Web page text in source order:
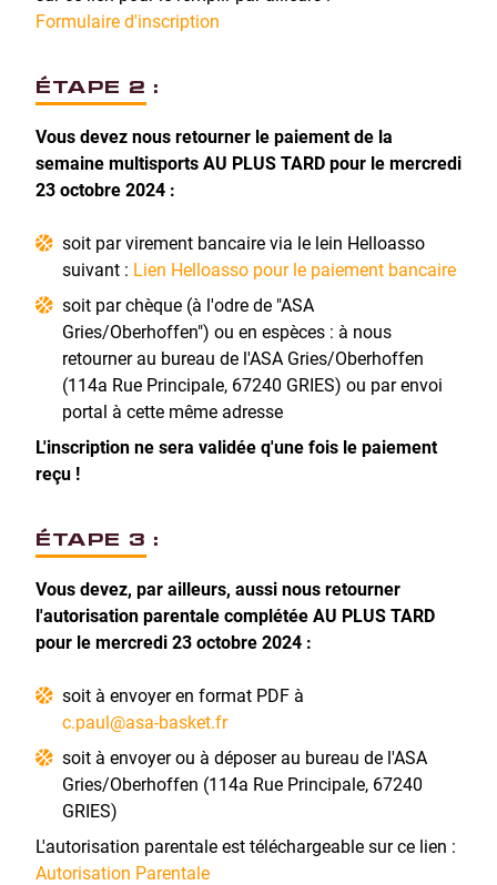
Formulaire d'inscription
ÉTAPE 2 :
Vous devez nous retourner le paiement de la
semaine multisports AU PLUS TARD pour le mercredi
23 octobre 2024 :
soit par virement bancaire via le lein Helloasso
suivant : Lien Helloasso pour le paiement bancaire
soit par chèque (à l'odre de "ASA
Gries/Oberhoffen") ou en espèces : à nous
retourner au bureau de l'ASA Gries/Oberhoffen
(114a Rue Principale, 67240 GRIES) ou par envoi
portal à cette même adresse
L'inscription ne sera validée q'une fois le paiement
reçu !
ÉTAPE 3 :
Vous devez, par ailleurs, aussi nous retourner
l'autorisation parentale complétée AU PLUS TARD
pour le mercredi 23 octobre 2024 :
soit à envoyer en format PDF à
c.paul@asa-basket.fr
soit à envoyer ou à déposer au bureau de l'ASA
Gries/Oberhoffen (114a Rue Principale, 67240
GRIES)
L'autorisation parentale est téléchargeable sur ce lien :
Autorisation Parentale